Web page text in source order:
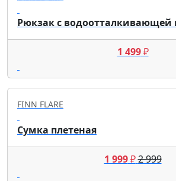
Рюкзак с водоотталкивающей
1 499₽
FINN FLARE
Сумка плетеная
1 999₽2 999